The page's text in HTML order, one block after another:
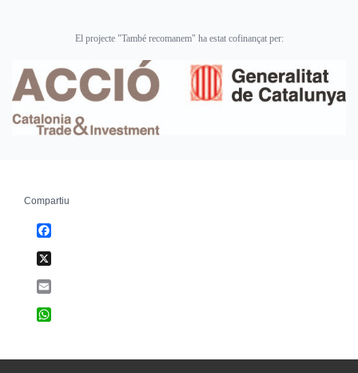
El projecte "També recomanem" ha estat cofinançat per:
Compartiu